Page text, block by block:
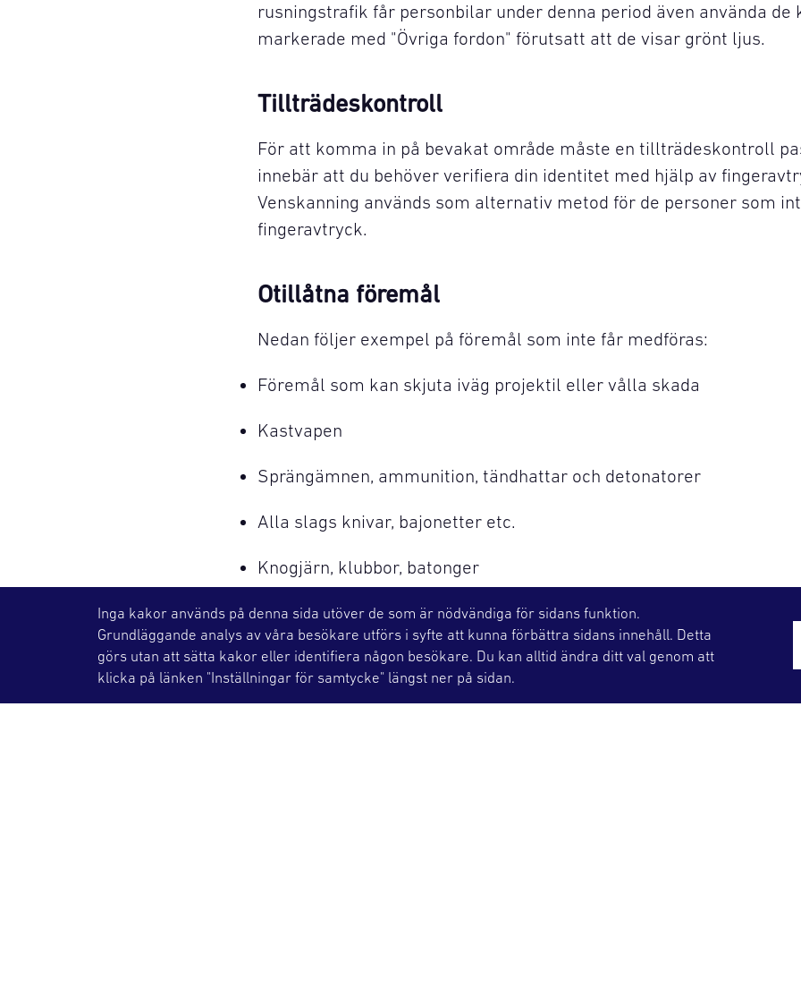
Inga kakor används på denna sida utöver de som är nödvändiga för sidans funktion.
Grundläggande analys av våra besökare utförs i syfte att kunna förbättra sidans innehåll. Detta
görs utan att sätta kakor eller identifiera någon besökare. Du kan alltid ändra ditt val genom att
klicka på länken "Inställningar för samtycke" längst ner på sidan.
rusningstrafik får personbilar under denna period även använda
markerade med "Övriga fordon" förutsatt att de visar grönt ljus.
Tillträdeskontroll
För att komma in på bevakat område måste en tillträdeskontroll
innebär att du behöver verifiera din identitet med hjälp av
Venskanning används som alternativ metod för de personer som
fingeravtryck.
Otillåtna föremål
Nedan följer exempel på föremål som inte får medföras:
Föremål som kan skjuta iväg projektil eller vålla skada
Kastvapen
Sprängämnen, ammunition, tändhattar och detonatorer
Alla slags knivar, bajonetter etc.
Knogjärn, klubbor, batonger
Alkohol och centralstimulerande substanser
Kamera
Brännbara vätskor, kemikalier, syror, gaser, sprayer och trycksatta